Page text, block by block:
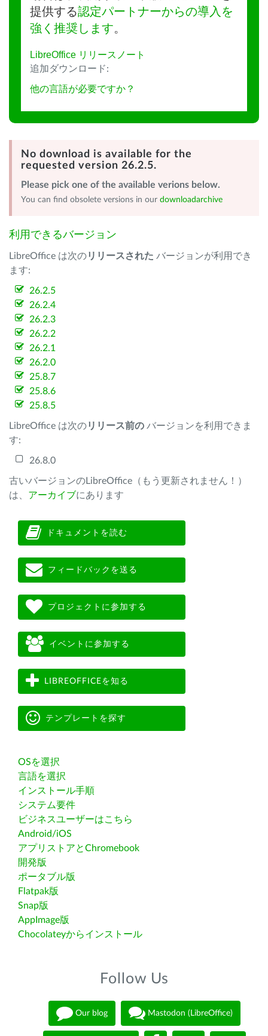
提供する認定パートナーからの導入を
強く推奨します。
LibreOffice リリースノート
追加ダウンロード:
他の言語が必要ですか？
No download is available for the
requested version 26.2.5.
Please pick one of the available verions below.
You can find obsolete versions in our downloadarchive
利用できるバージョン
LibreOffice は次のリリースされた バージョンが利用でき
ます:
26.2.5
26.2.4
26.2.3
26.2.2
26.2.1
26.2.0
25.8.7
25.8.6
25.8.5
LibreOffice は次のリリース前の バージョンを利用できま
す:
26.8.0
古いバージョンのLibreOffice（もう更新されません！）
は、 アーカイブにあります
ドキュメントを読む
フィードバックを送る
プロジェクトに参加する
イベントに参加する
LIBREOFFICEを知る
テンプレートを探す
OSを選択
言語を選択
インストール手順
システム要件
ビジネスユーザーはこちら
Android/iOS
アプリストアとChromebook
開発版
ポータブル版
Flatpak版
Snap版
AppImage版
Chocolateyからインストール
Follow Us
Our blog Mastodon (LibreOffice)